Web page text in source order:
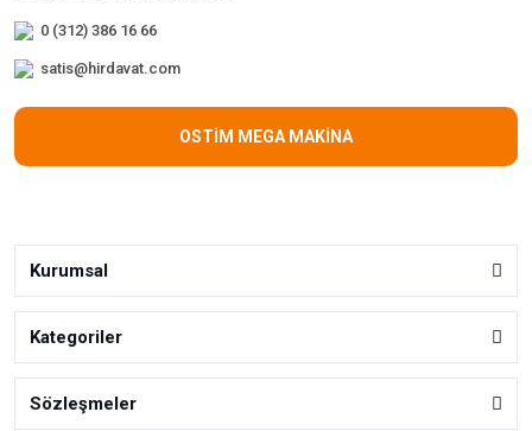
0 (312) 386 16 66
satis@hirdavat.com
OSTİM MEGA MAKİNA
Kurumsal
Kategoriler
Sözleşmeler